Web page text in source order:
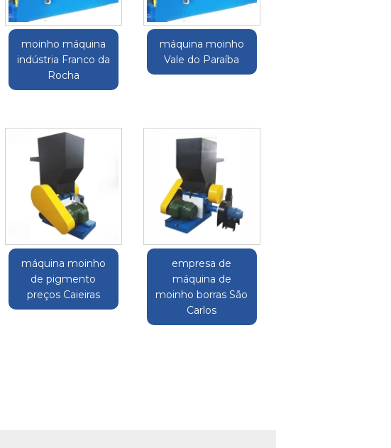
moinho máquina
indústria Franco da
Rocha
máquina moinho
Vale do Paraíba
máquina moinho
de pigmento
preços Caieiras
empresa de
máquina de
moinho borras São
Carlos